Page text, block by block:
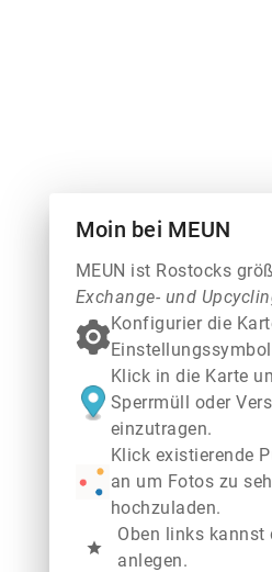
Moin bei MEUN
MEUN ist Rostocks
Exchange- und
Konfigurier die
Klick in die Karte
Sperrmüll oder
einzutragen.
Klick existierende
an um Fotos zu
hochzuladen.
star
Oben links kannst
anlegen.